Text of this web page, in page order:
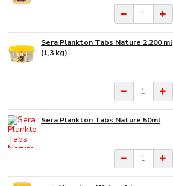
Sera Plankton Tabs Nature 2.200 ml
(1,3 kg)
Sera Plankton Tabs Nature 50ml